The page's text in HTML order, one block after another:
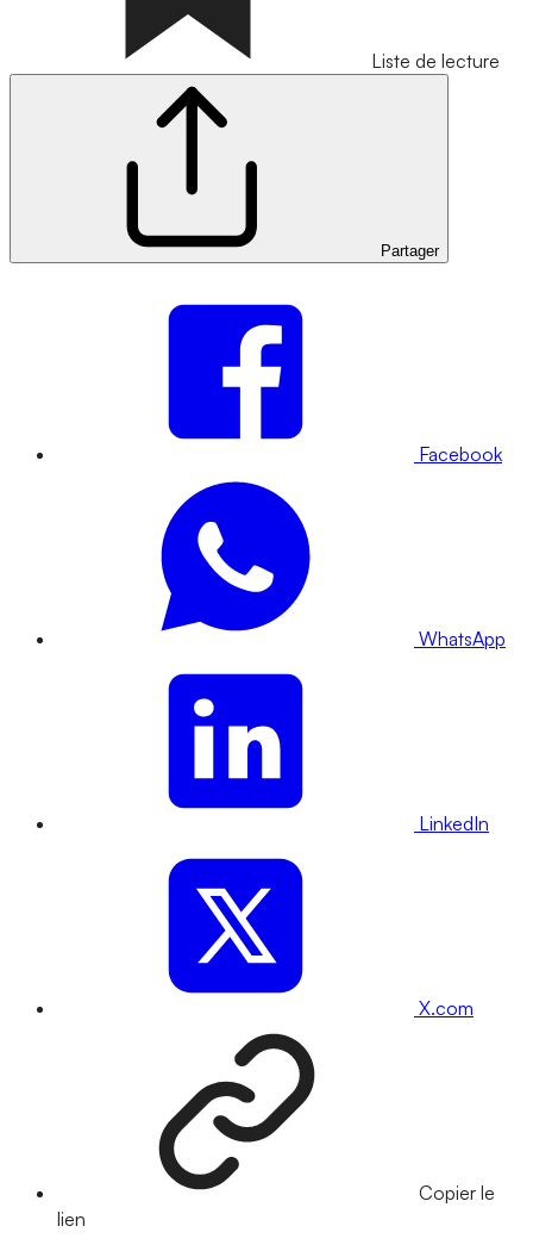
Liste de lecture
Partager
Facebook
WhatsApp
LinkedIn
X.com
Copier le
lien